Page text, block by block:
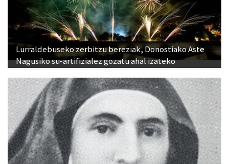
Lurraldebuseko zerbitzu bereziak, Donostiako Aste
Nagusiko su-artifizialez gozatu ahal izateko